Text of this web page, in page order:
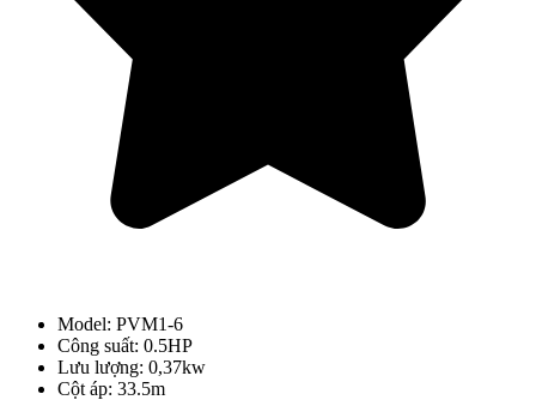
Model: PVM1-6
Công suất: 0.5HP
Lưu lượng: 0,37kw
Cột áp: 33.5m